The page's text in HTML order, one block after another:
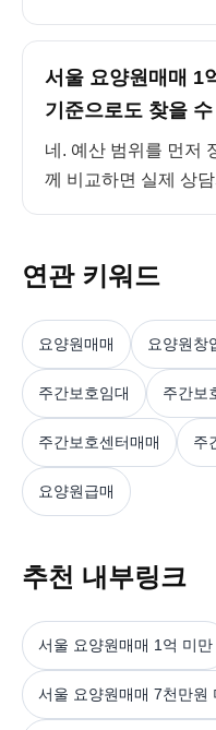
서울 요양원매매 1
기준으로도 찾을
네. 예산 범위를 먼저
께 비교하면 실제 상
연관 키워드
요양원매매 요양원창
주간보호임대 주간보
주간보호센터매매 주
요양원급매
추천 내부링크
서울 요양원매매 1억 미만
서울 요양원매매 7천만원